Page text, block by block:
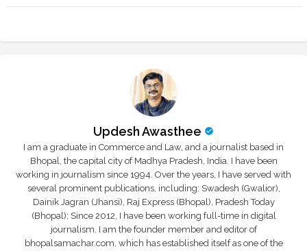
Updesh Awasthee
I am a graduate in Commerce and Law, and a journalist based in
Bhopal, the capital city of Madhya Pradesh, India. I have been
working in journalism since 1994. Over the years, I have served with
several prominent publications, including: Swadesh (Gwalior),
Dainik Jagran (Jhansi), Raj Express (Bhopal), Pradesh Today
(Bhopal); Since 2012, I have been working full-time in digital
journalism. I am the founder member and editor of
bhopalsamachar.com, which has established itself as one of the